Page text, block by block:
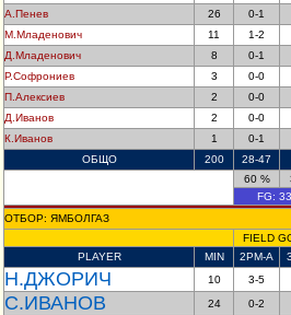
А.Пенев
26
0-1
М.Младенович
11
1-2
Д.Младенович
8
0-1
Р.Софрониев
3
0-0
П.Алексиев
2
0-0
Д.Иванов
2
0-0
К.Иванов
1
0-1
ОБЩО
200
28-47
60 %
FG:
ОТБОР: ЯМБОЛГАЗ
FIELD
PLAYER
MIN 2PM-A
Н.ДЖОРИЧ 10 3-5
С.ИВАНОВ 24 0-2